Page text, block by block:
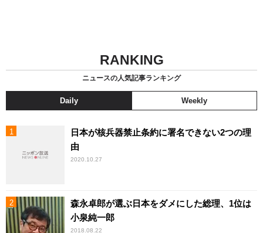
RANKING
ニュースの人気記事ランキング
Daily Weekly
日本が核兵器禁止条約に署名できない2つの理
由
2020.10.27
森永卓郎が選ぶ日本をダメにした総理、1位は
小泉純一郎
2018.08.22